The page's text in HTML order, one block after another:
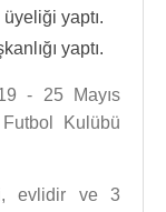
yaptı.
yaptı.
- 25 Mayıs
Futbol Kulübü
evlidir ve 3